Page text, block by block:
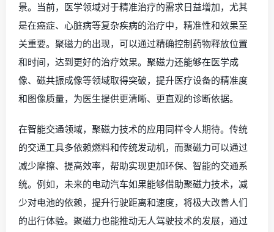
景。当前，医学领域对于精准治疗的需求日益增加，尤其
是在癌症、心脏病等复杂疾病的治疗中，精准性和效果至
关重要。聚磁力的出现，可以通过精确控制药物释放位置
和时间，达到更好的治疗效果。聚磁力还能够在医学成
像、磁共振成像等领域取得突破，提升医疗设备的精准度
和图像质量，为医生提供更清晰、更直观的诊断依据。
在智能交通领域，聚磁力技术的应用同样令人期待。传统
的交通工具多依赖燃料和传统发动机，而聚磁力可以通过
减少摩擦、提高效率，帮助实现更加环保、智能的交通系
统。例如，未来的电动汽车如果能够借助聚磁力技术，减
少对电池的依赖，提升行驶距离和速度，将极大改善人们
的出行体验。聚磁力也能推动无人驾驶技术的发展，通过